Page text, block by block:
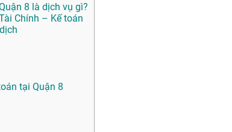
8 là dịch vụ gì?
Chính – Kế toán
tại Quận 8